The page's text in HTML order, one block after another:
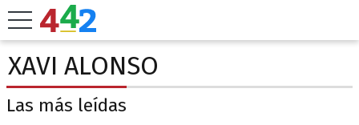
XAVI ALONSO
Las más leídas